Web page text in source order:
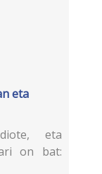
eta
eta
on bat: